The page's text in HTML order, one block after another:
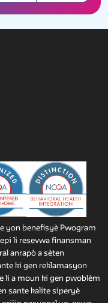
yon benefisyè Pwogram
li resevwa finansman
anrapò a sèten
ki gen reklamasyon
li a moun ki gen pwoblèm
sante kalite siperyè